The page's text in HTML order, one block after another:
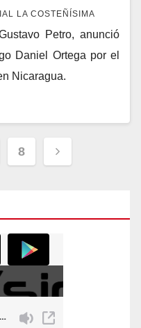
LA COSTEÑÍSIMA
Petro, anunció
Daniel Ortega por el
Nicaragua.
8